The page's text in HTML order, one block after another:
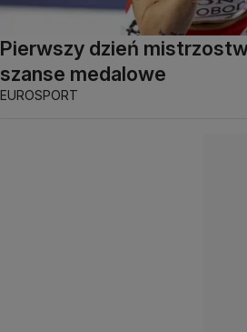
Pierwszy dzień
szanse medalowe
EUROSPORT